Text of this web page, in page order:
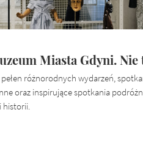
Miasta Gdyni.
różnorodnych wydarzeń,
oraz inspirujące spotkania
historii.